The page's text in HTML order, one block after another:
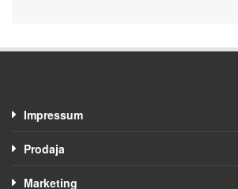
Impressum
Prodaja
Marketing